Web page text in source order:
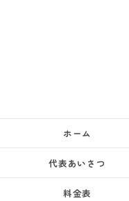
ホーム
代表あいさつ
料金表